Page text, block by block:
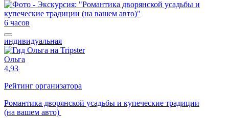
6 часов
индивидуальная
Ольга
4,93
Рейтинг организатора
Романтика дворянской усадьбы и купеческие традиции
(на вашем авто)